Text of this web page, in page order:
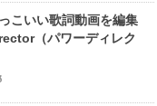
こいい歌詞動画を編集
（パワーディレク